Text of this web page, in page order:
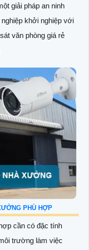
giải pháp an ninh
khởi nghiệp với
văn phòng giá rẻ
PHÙ HỢP
cần có đặc tính
trường làm việc